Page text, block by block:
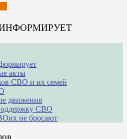
акты
СВО и их семей
движения
СВО
не бросают